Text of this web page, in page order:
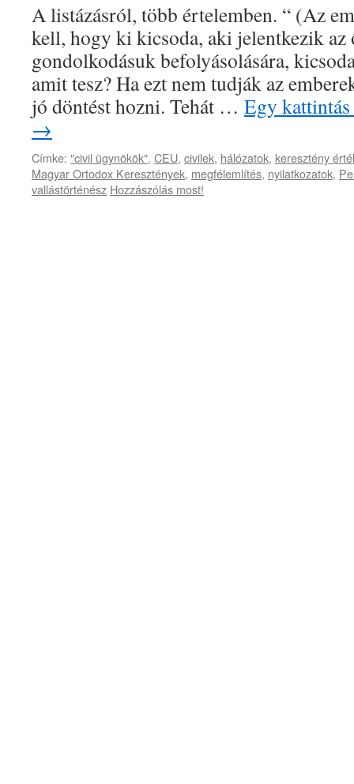
A listázásról, több értelemben. “ (Az
kell, hogy ki kicsoda, aki jelentkezik az
gondolkodásuk befolyásolására,
amit tesz? Ha ezt nem tudják az
jó döntést hozni. Tehát … Egy
→
Címke: "civil ügynökök", CEU, civilek, hálózatok, keresztény
Magyar Ortodox Keresztények, megfélemlítés, nyilatkozatok,
vallástörténész Hozzászólás most!